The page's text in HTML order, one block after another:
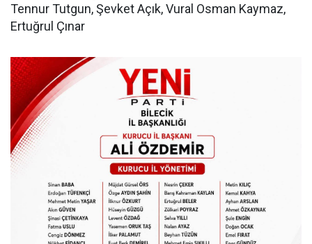
Tennur Tutgun, Şevket Açık, Vural Osman Kaymaz,
Ertuğrul Çınar